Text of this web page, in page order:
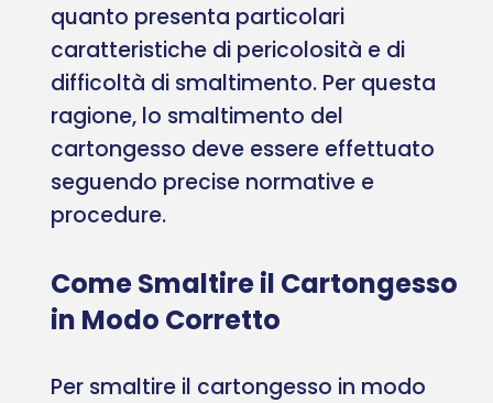
quanto presenta particolari
caratteristiche di pericolosità e di
difficoltà di smaltimento. Per questa
ragione, lo smaltimento del
cartongesso deve essere effettuato
seguendo precise normative e
procedure.
Come Smaltire il Cartongesso
in Modo Corretto
Per smaltire il cartongesso in modo